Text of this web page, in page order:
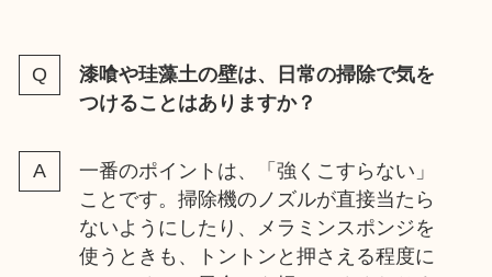
漆喰や珪藻土の壁は、日常の掃除で気を
つけることはありますか？
一番のポイントは、「強くこすらない」
ことです。掃除機のノズルが直接当たら
ないようにしたり、メラミンスポンジを
使うときも、トントンと押さえる程度に